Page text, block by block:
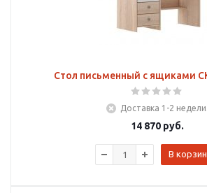
Стол письменный с ящиками
Доставка 1-2 недели.
14 870руб.
В